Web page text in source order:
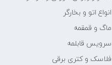
انواع اتو و بخارگر
ماگ و قمقمه
سرویس قابلمه
فلاسک و کتری برقی